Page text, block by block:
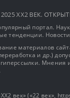
XX2 ВЕК.
портал.
тенденции.
материалов
и др.)
Мнения
век» («22 век»,